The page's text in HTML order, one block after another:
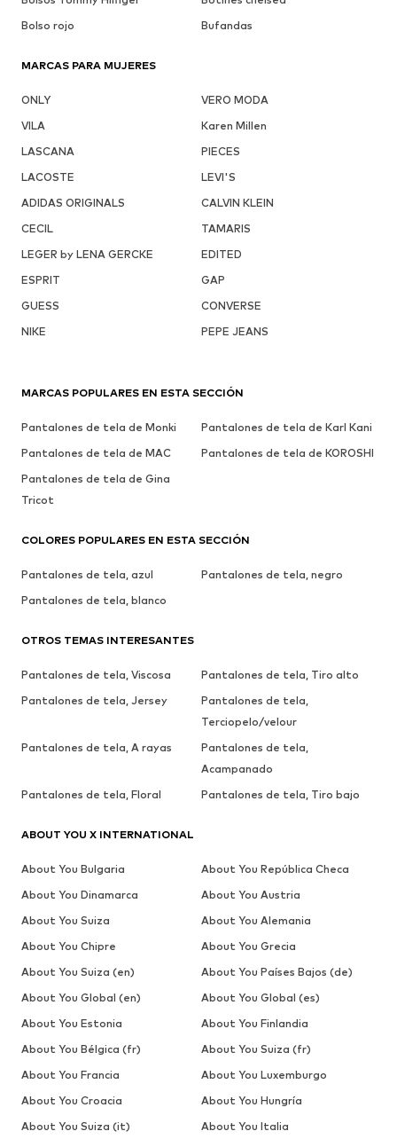
Bolso rojo
Bufandas
MARCAS PARA MUJERES
ONLY
VERO MODA
VILA
Karen Millen
LASCANA
PIECES
LACOSTE
LEVI'S
ADIDAS ORIGINALS
CALVIN KLEIN
CECIL
TAMARIS
LEGER by LENA GERCKE
EDITED
ESPRIT
GAP
GUESS
CONVERSE
NIKE
PEPE JEANS
MARCAS POPULARES EN ESTA SECCIÓN
Pantalones de tela de Monki
Pantalones de tela de Karl Kani
Pantalones de tela de MAC
Pantalones de tela de KOROSHI
Pantalones de tela de Gina
Tricot
COLORES POPULARES EN ESTA SECCIÓN
Pantalones de tela, azul
Pantalones de tela, negro
Pantalones de tela, blanco
OTROS TEMAS INTERESANTES
Pantalones de tela, Viscosa
Pantalones de tela, Tiro alto
Pantalones de tela, Jersey
Pantalones de tela,
Terciopelo/velour
Pantalones de tela, A rayas
Pantalones de tela,
Acampanado
Pantalones de tela, Floral
Pantalones de tela, Tiro bajo
ABOUT YOU X INTERNATIONAL
About You Bulgaria
About You República Checa
About You Dinamarca
About You Austria
About You Suiza
About You Alemania
About You Chipre
About You Grecia
About You Suiza (en)
About You Países Bajos (de)
About You Global (en)
About You Global (es)
About You Estonia
About You Finlandia
About You Bélgica (fr)
About You Suiza (fr)
About You Francia
About You Luxemburgo
About You Croacia
About You Hungría
About You Suiza (it)
About You Italia